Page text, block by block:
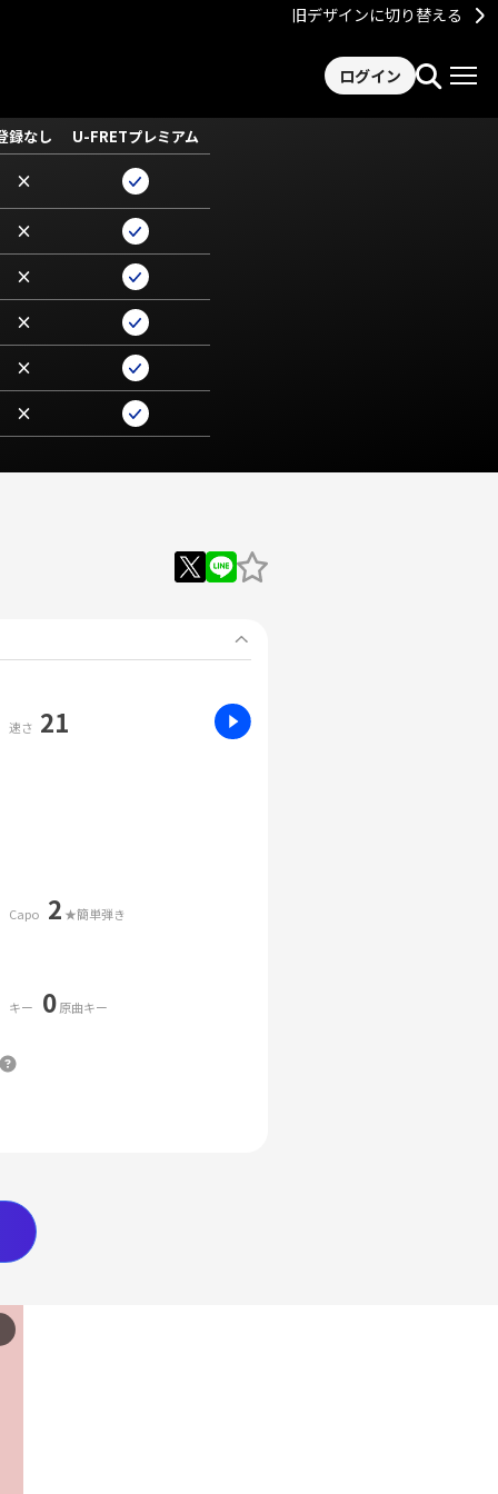
旧デザインに切り替える
ログイン
録なし U-FRETプレミアム
×
×
×
×
×
×
速さ 21
Capo 2 ★簡単弾き
キー 0原曲キー